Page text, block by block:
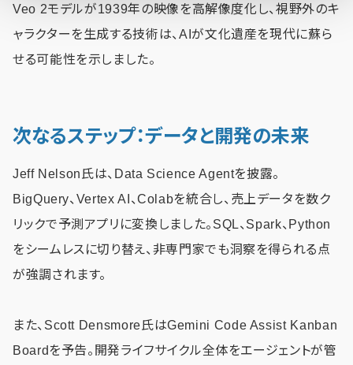
Veo 2モデルが1939年の映像を高解像度化し、視野外のキ
ャラクターを生成する技術は、AIが文化遺産を現代に蘇ら
せる可能性を示しました。
次なるステップ：データと開発の未来
Jeff Nelson氏は、Data Science Agentを披露。
BigQuery、Vertex AI、Colabを統合し、売上データを数ク
リックで予測アプリに変換しました。SQL、Spark、Python
をシームレスに切り替え、非専門家でも洞察を得られる点
が強調されます。
また、Scott Densmore氏はGemini Code Assist Kanban
Boardを予告。開発ライフサイクル全体をエージェントが管